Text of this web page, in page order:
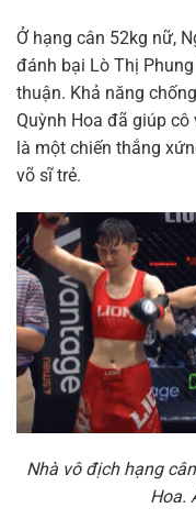
Ở hạng cân 52kg nữ,
đánh bại Lò Thị
thuận. Khả năng
Quỳnh Hoa đã giúp
là một chiến thắng
võ sĩ trẻ.
Nhà vô địch hạng
Hoa.